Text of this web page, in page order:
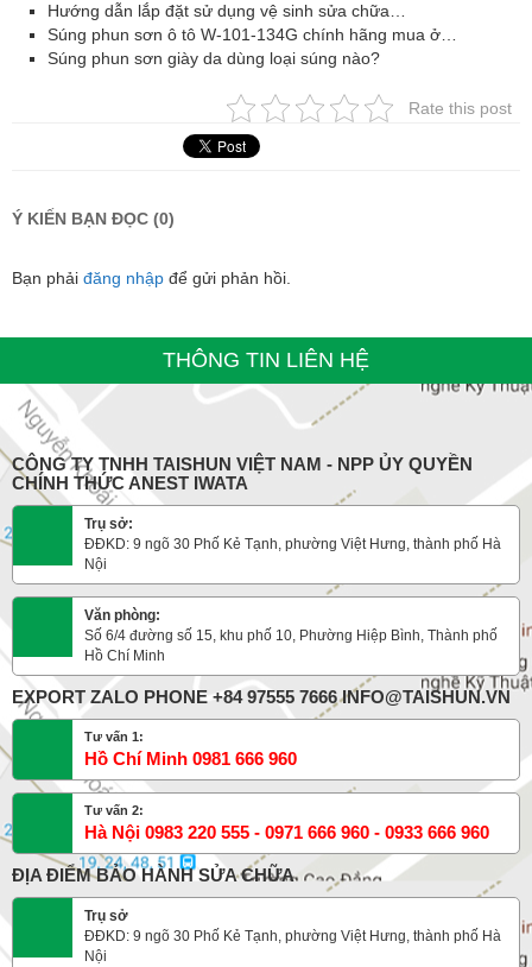
Hướng dẫn lắp đặt sử dụng vệ sinh sửa chữa…
Súng phun sơn ô tô W-101-134G chính hãng mua ở…
Súng phun sơn giày da dùng loại súng nào?
Rate this post
Ý KIẾN BẠN ĐỌC (0)
Bạn phải đăng nhập để gửi phản hồi.
THÔNG TIN LIÊN HỆ
CÔNG TY TNHH TAISHUN VIỆT NAM - NPP ỦY QUYỀN
CHÍNH THỨC ANEST IWATA
Trụ sở:
ĐĐKD: 9 ngõ 30 Phố Kẻ Tạnh, phường Việt Hưng, thành phố Hà
Nội
Văn phòng:
Số 6/4 đường số 15, khu phố 10, Phường Hiệp Bình, Thành phố
Hồ Chí Minh
EXPORT ZALO PHONE +84 97555 7666 INFO@TAISHUN.VN
Tư vấn 1:
Hồ Chí Minh 0981 666 960
Tư vấn 2:
Hà Nội 0983 220 555 - 0971 666 960 - 0933 666 960
ĐỊA ĐIỂM BẢO HÀNH SỬA CHỮA
Trụ sở
ĐĐKD: 9 ngõ 30 Phố Kẻ Tạnh, phường Việt Hưng, thành phố Hà
Nội